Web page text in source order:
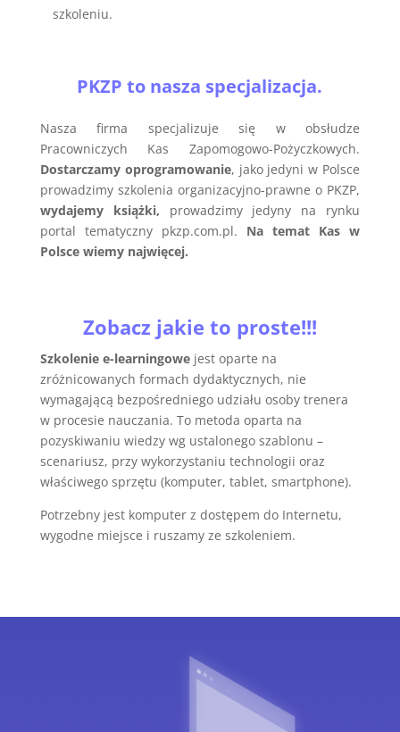
szkoleniu.
PKZP to nasza specjalizacja.
Nasza firma specjalizuje się w obsłudze
Pracowniczych Kas Zapomogowo-Pożyczkowych.
Dostarczamy oprogramowanie, jako jedyni w Polsce
prowadzimy szkolenia organizacyjno-prawne o PKZP,
wydajemy książki, prowadzimy jedyny na rynku
portal tematyczny pkzp.com.pl. Na temat Kas w
Polsce wiemy najwięcej.
Zobacz jakie to proste!!!
Szkolenie e-learningowejest oparte na
zróżnicowanych formach dydaktycznych, nie
wymagającą bezpośredniego udziału osoby trenera
w procesie nauczania. To metoda oparta na
pozyskiwaniu wiedzy wg ustalonego szablonu –
scenariusz, przy wykorzystaniu technologii oraz
właściwego sprzętu (komputer, tablet, smartphone).
Potrzebny jest komputer z dostępem do Internetu,
wygodne miejsce i ruszamy ze szkoleniem.